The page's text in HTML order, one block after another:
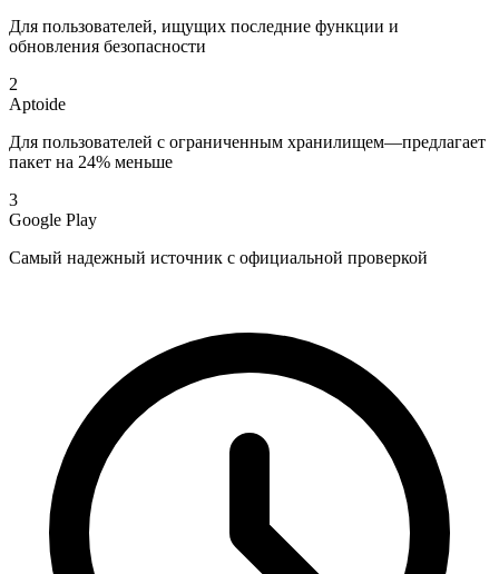
Для пользователей, ищущих последние функции и
обновления безопасности
2
Aptoide
Для пользователей с ограниченным хранилищем—предлагает
пакет на 24% меньше
3
Google Play
Самый надежный источник с официальной проверкой